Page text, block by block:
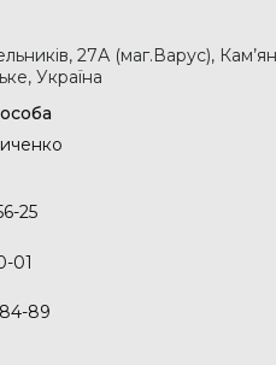
27А (маг.Варус),
Україна
25
01
89